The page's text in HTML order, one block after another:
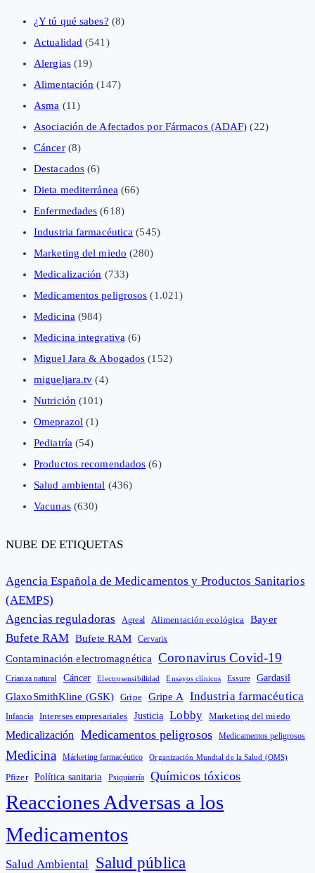
¿Y tú qué sabes? (8)
Actualidad (541)
Alergias(19)
Alimentación (147)
Asma (11)
Asociación de Afectados por Fármacos (ADAF) (22)
Cáncer(8)
Destacados (6)
Dieta mediterránea (66)
Enfermedades (618)
Industria farmacéutica (545)
Marketing del miedo (280)
Medicalización (733)
Medicamentos peligrosos (1.021)
Medicina (984)
Medicina integrativa (6)
Miguel Jara & Abogados (152)
migueljara.tv (4)
Nutrición (101)
Omeprazol (1)
Pediatría (54)
Productos recomendados (6)
Salud ambiental (436)
Vacunas(630)
NUBE DE ETIQUETAS
Agencia Española de Medicamentos y Productos Sanitarios
(AEMPS)
Agencias reguladoras
Agreal Alimentación ecológica Bayer
Bufete RAM Bufete RAM Cervarix
Contaminación electromagnética Coronavirus Covid-19
Crianza natural Cáncer Electrosensibilidad Ensayos clínicos Essure Gardasil
GlaxoSmithKline (GSK) Gripe Gripe A Industria farmacéutica
Infancia Intereses empresariales Justicia Lobby Marketing del miedo
Medicalización Medicamentos peligrosos Medicamentos peligrosos
Medicina Márketing farmacéutico Organización Mundial de la Salud (OMS)
Pfizer Política sanitaria Psiquiatría Químicos tóxicos
Reacciones Adversas a los
Medicamentos
Salud Ambiental Salud pública